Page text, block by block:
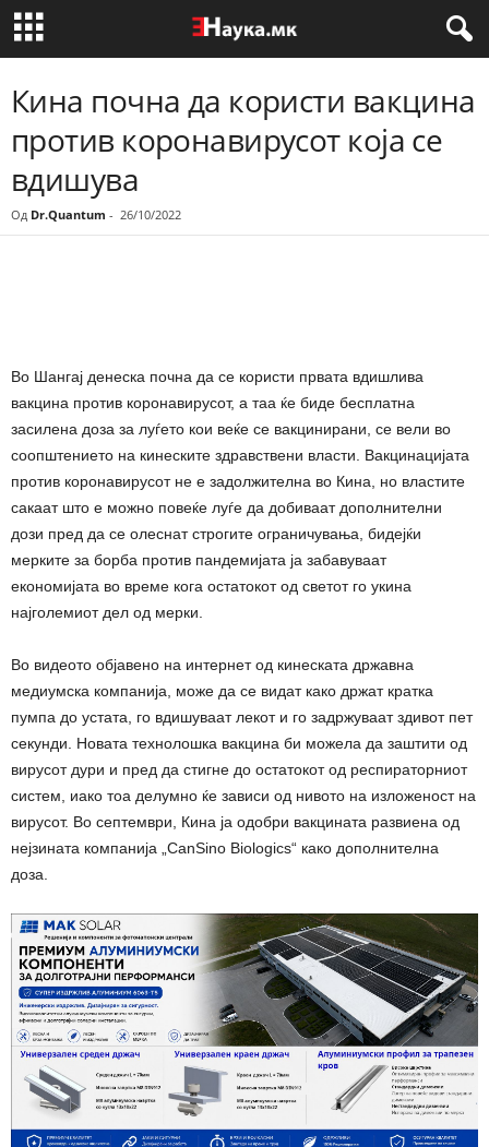
Кина почна да користи вакцина
против коронавирусот која се
вдишува
Од Dr.Quantum - 26/10/2022
Во Шангај денеска почна да се користи првата вдишлива
вакцина против коронавирусот, а таа ќе биде бесплатна
засилена доза за луѓето кои веќе се вакцинирани, се вели во
соопштението на кинеските здравствени власти. Вакцинацијата
против коронавирусот не е задолжителна во Кина, но властите
сакаат што е можно повеќе луѓе да добиваат дополнителни
дози пред да се олеснат строгите ограничувања, бидејќи
мерките за борба против пандемијата ја забавуваат
економијата во време кога остатокот од светот го укина
најголемиот дел од мерки.
Во видеото објавено на интернет од кинеската државна
медиумска компанија, може да се видат како држат кратка
пумпа до устата, го вдишуваат лекот и го задржуваат здивот пет
секунди. Новата технолошка вакцина би можела да заштити од
вирусот дури и пред да стигне до остатокот од респираторниот
систем, иако тоа делумно ќе зависи од нивото на изложеност на
вирусот. Во септември, Кина ја одобри вакцината развиена од
нејзината компанија „CanSino Biologics“ како дополнителна
доза.